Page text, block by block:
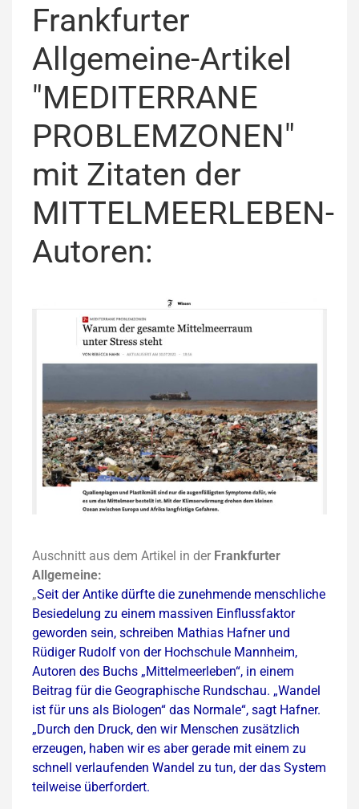
Frankfurter
Allgemeine-Artikel
"MEDITERRANE
PROBLEMZONEN"
mit Zitaten der
MITTELMEERLEBEN-
Autoren:
Auschnitt aus dem Artikel in der Frankfurter
Allgemeine:
„Seit der Antike dürfte die zunehmende menschliche
Besiedelung zu einem massiven Einflussfaktor
geworden sein, schreiben Mathias Hafner und
Rüdiger Rudolf von der Hochschule Mannheim,
Autoren des Buchs „Mittelmeerleben“, in einem
Beitrag für die Geographische Rundschau. „Wandel
ist für uns als Biologen“ das Normale“, sagt Hafner.
„Durch den Druck, den wir Menschen zusätzlich
erzeugen, haben wir es aber gerade mit einem zu
schnell verlaufenden Wandel zu tun, der das System
teilweise überfordert.